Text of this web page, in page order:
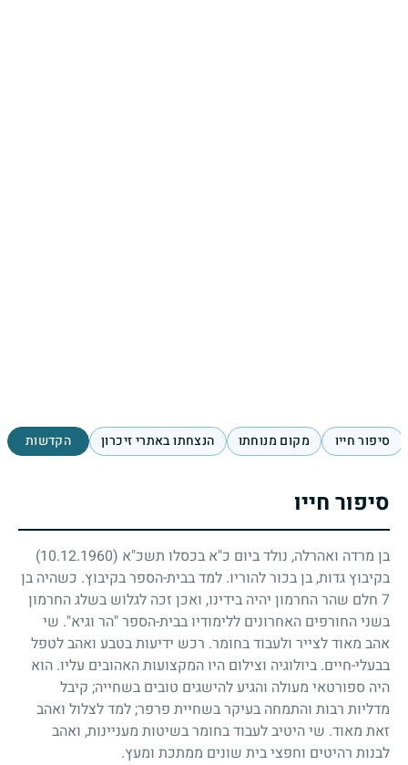
סיפור חייו מקום מנוחתו הנצחתו באתרי זיכרון הקדשות
סיפור חייו
בן מרדה ואהרלה, נולד ביום כ"א בכסלו תשכ"א (10.12.1960)
בקיבוץ גדות, בן בכור להוריו. למד בבית-הספר בקיבוץ. כשהיה בן
7 חלם שהר החרמון יהיה בידינו, ואכן זכה לגלוש בשלג החרמון
בשני החורפים האחרונים ללימודיו בבית-הספר "הר וגיא". שי
אהב מאוד לצייר ולעבוד בחומר. רכש ידיעות בטבע ואהב לטפל
בבעלי-חיים. ביולוגיה וצילום היו המקצועות האהובים עליו. הוא
היה ספורטאי מעולה והגיע להישגים טובים בשחייה; קיבל
מדליות רבות והתמחה בעיקר בשחיית פרפר;למד לצלול ואהב
זאת מאוד. שי היטיב לעבוד בחומר בשיטות מעניינות, ואהב
לבנות רהיטים וחפצי בית שונים ממתכת ומעץ.